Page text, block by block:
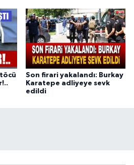
Son firari yakalandı: Burkay
Karatepe adliyeye sevk
edildi